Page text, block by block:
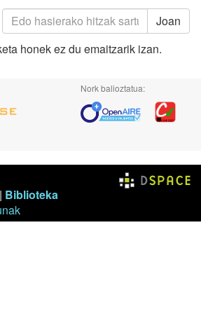
Joan
honek ez du emaitzarik izan.
Nork balioztatua:
| Biblioteka